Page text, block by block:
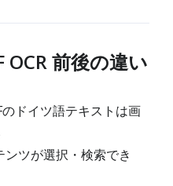
OCR 前後の違い
ドイツ語テキストは画
ツが選択・検索でき